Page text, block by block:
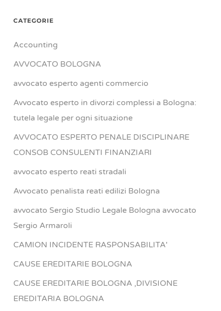
CATEGORIE
Accounting
AVVOCATO BOLOGNA
avvocato esperto agenti commercio
Avvocato esperto in divorzi complessi a Bologna:
tutela legale per ogni situazione
AVVOCATO ESPERTO PENALE DISCIPLINARE
CONSOB CONSULENTI FINANZIARI
avvocato esperto reati stradali
Avvocato penalista reati edilizi Bologna
avvocato Sergio Studio Legale Bologna avvocato
Sergio Armaroli
CAMION INCIDENTE RASPONSABILITA'
CAUSE EREDITARIE BOLOGNA
CAUSE EREDITARIE BOLOGNA ,DIVISIONE
EREDITARIA BOLOGNA